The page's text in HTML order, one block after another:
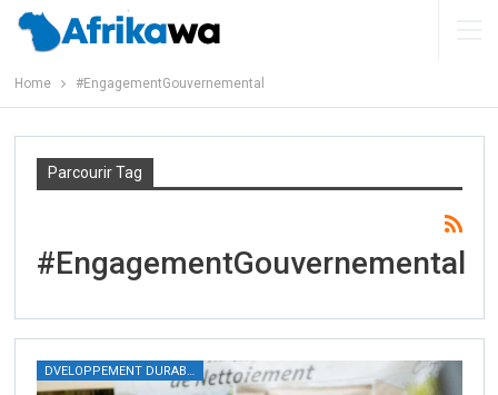
Home #EngagementGouvernemental
Parcourir Tag
#EngagementGouvernemental